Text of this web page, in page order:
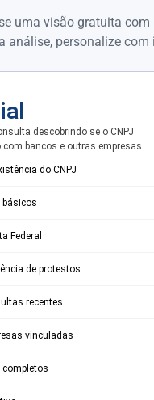
uma visão gratuita
análise, personalize
descobrindo se o CNPJ
bancos e outras empresas.
do CNPJ
Federal
de protestos
recentes
vinculadas